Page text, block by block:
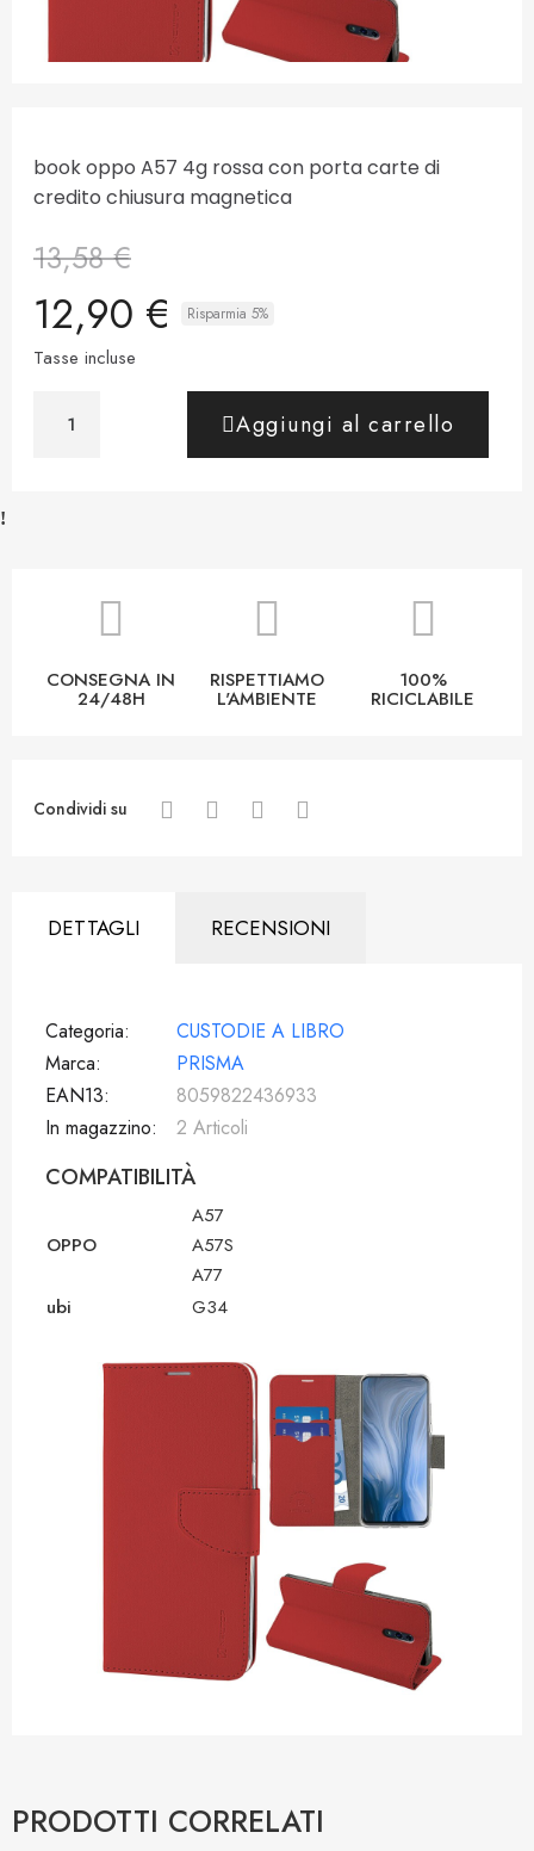
book oppo A57 4g rossa con porta carte di
credito chiusura magnetica
13,58 €
12,90 € Risparmia 5%
Tasse incluse
Aggiungi al carrello
CONSEGNA IN
24/48H
RISPETTIAMO
L'AMBIENTE
100%
RICICLABILE
Condividi su
DETTAGLI RECENSIONI
Categoria
CUSTODIE A LIBRO
Marca
PRISMA
EAN13
8059822436933
In magazzino
2 Articoli
COMPATIBILITÀ
OPPO
A57
A57S
A77
ubi
G34
PRODOTTI CORRELATI